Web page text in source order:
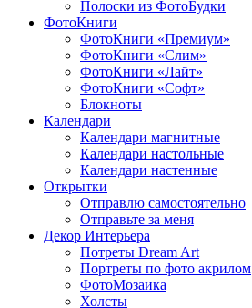
Полоски из ФотоБудки
ФотоКниги
ФотоКниги «Премиум»
ФотоКниги «Слим»
ФотоКниги «Лайт»
ФотоКниги «Софт»
Блокноты
Календари
Календари магнитные
Календари настольные
Календари настенные
Открытки
Отправлю самостоятельно
Отправьте за меня
Декор Интерьера
Потреты Dream Art
Портреты по фото акрилом
ФотоМозаика
Холсты